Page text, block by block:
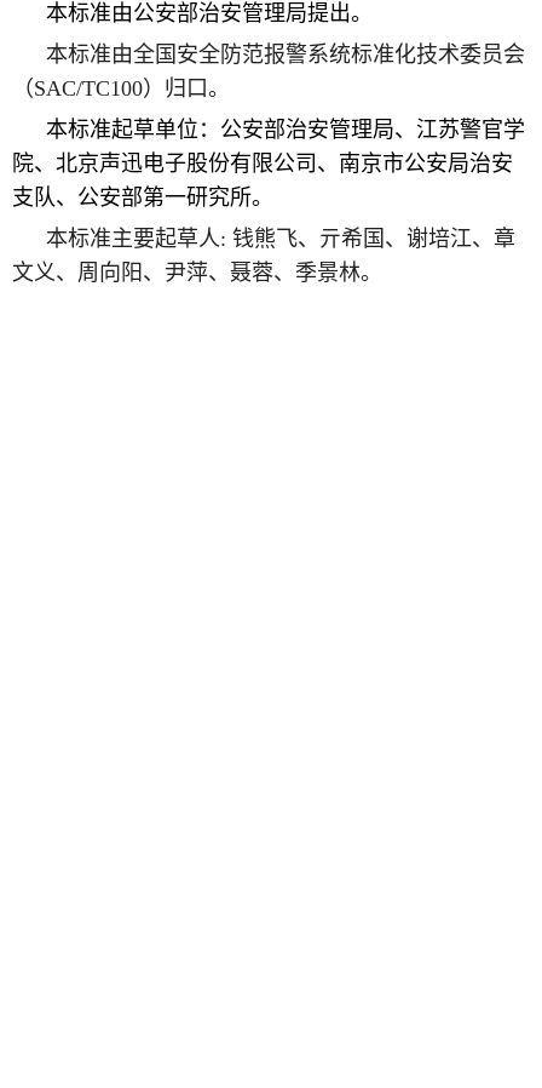
本标准由公安部治安管理局提出。
本标准由全国安全防范报警系统标准化技术委员会
（SAC/TC100）归口。
本标准起草单位：公安部治安管理局、江苏警官学
院、北京声迅电子股份有限公司、南京市公安局治安
支队、公安部第一研究所。
本标准主要起草人: 钱熊飞、亓希国、谢培江、章
文义、周向阳、尹萍、聂蓉、季景林。